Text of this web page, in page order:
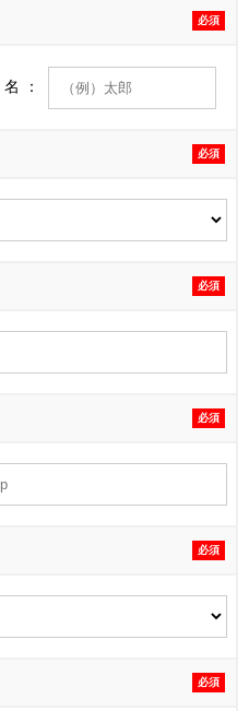
必須
名 ：
必須
必須
必須
必須
必須